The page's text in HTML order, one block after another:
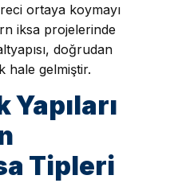
ortaya koymayı
iksa projelerinde
doğrudan
hale gelmiştir.
Yapıları
Tipleri